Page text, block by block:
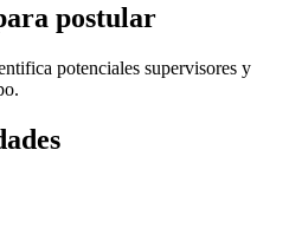
postular
potenciales supervisores y